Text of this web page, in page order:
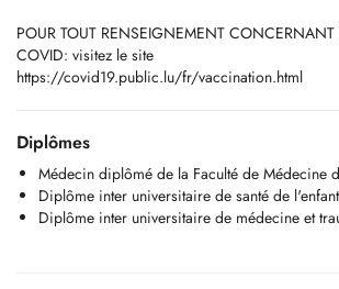
POUR TOUT RENSEIGNEMENT
COVID: visitez le site
https://covid19.public.lu/fr/vaccination.html
Diplômes
Médecin diplômé de la Faculté de Médecine
Diplôme inter universitaire de santé de l'enfant
Diplôme inter universitaire de médecine et